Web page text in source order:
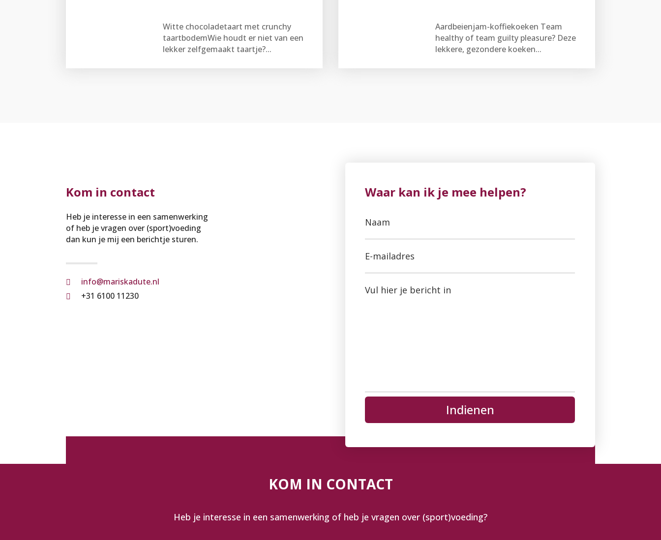
Witte chocoladetaart met crunchy
taartbodemWie houdt er niet van een
lekker zelfgemaakt taartje?...
Aardbeienjam-koffiekoeken Team
healthy of team guilty pleasure? Deze
lekkere, gezondere koeken...
Kom in contact
Heb je interesse in een samenwerking
of heb je vragen over (sport)voeding
dan kun je mij een berichtje sturen.
 info@mariskadute.nl
 +31 6100 11230
Waar kan ik je mee helpen?
Naam
E-mailadres
Vul hier je bericht in
Indienen
KOM IN CONTACT
Heb je interesse in een samenwerking of heb je vragen over (sport)voeding?